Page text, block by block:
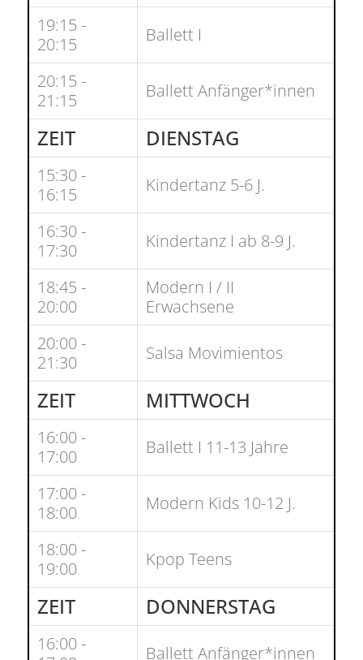
19:15 -
20:15
Ballett I
20:15 -
21:15
Ballett Anfänger*innen
ZEIT DIENSTAG
15:30 -
16:15
Kindertanz 5-6 J.
16:30 -
17:30
Kindertanz I ab 8-9 J.
18:45 -
20:00
Modern I / II
Erwachsene
20:00 -
21:30
Salsa Movimientos
ZEIT MITTWOCH
16:00 -
17:00
Ballett I 11-13 Jahre
17:00 -
18:00
Modern Kids 10-12 J.
18:00 -
19:00
Kpop Teens
ZEIT DONNERSTAG
16:00 -
Ballett Anfänger*innen